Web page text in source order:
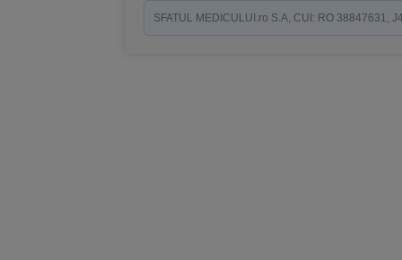
SFATUL MEDICULUI.ro S.A, CUI: RO 38847631,